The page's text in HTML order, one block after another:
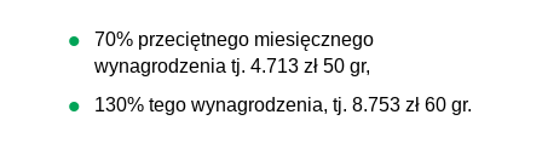
70% przeciętnego miesięcznego
wynagrodzenia tj. 4.713 zł 50 gr,
130% tego wynagrodzenia, tj. 8.753 zł 60 gr.